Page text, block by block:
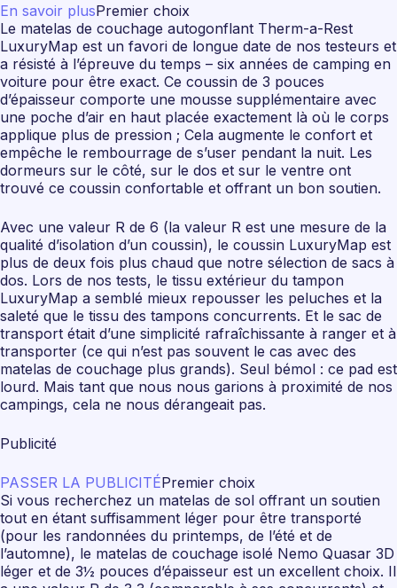
En savoir plusPremier choix
Le matelas de couchage autogonflant Therm-a-Rest
LuxuryMap est un favori de longue date de nos testeurs et
a résisté à l’épreuve du temps – six années de camping en
voiture pour être exact. Ce coussin de 3 pouces
d’épaisseur comporte une mousse supplémentaire avec
une poche d’air en haut placée exactement là où le corps
applique plus de pression ; Cela augmente le confort et
empêche le rembourrage de s’user pendant la nuit. Les
dormeurs sur le côté, sur le dos et sur le ventre ont
trouvé ce coussin confortable et offrant un bon soutien.
Avec une valeur R de 6 (la valeur R est une mesure de la
qualité d’isolation d’un coussin), le coussin LuxuryMap est
plus de deux fois plus chaud que notre sélection de sacs à
dos. Lors de nos tests, le tissu extérieur du tampon
LuxuryMap a semblé mieux repousser les peluches et la
saleté que le tissu des tampons concurrents. Et le sac de
transport était d’une simplicité rafraîchissante à ranger et à
transporter (ce qui n’est pas souvent le cas avec des
matelas de couchage plus grands). Seul bémol : ce pad est
lourd. Mais tant que nous nous garions à proximité de nos
campings, cela ne nous dérangeait pas.
Publicité
PASSER LA PUBLICITÉPremier choix
Si vous recherchez un matelas de sol offrant un soutien
tout en étant suffisamment léger pour être transporté
(pour les randonnées du printemps, de l’été et de
l’automne), le matelas de couchage isolé Nemo Quasar 3D
léger et de 3½ pouces d’épaisseur est un excellent choix. Il